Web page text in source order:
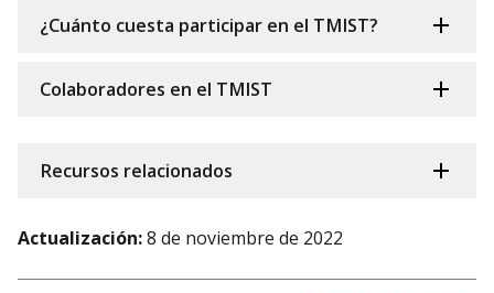
¿Cuánto cuesta participar en el TMIST?
Colaboradores en el TMIST
Recursos relacionados
Actualización:8 de noviembre de 2022